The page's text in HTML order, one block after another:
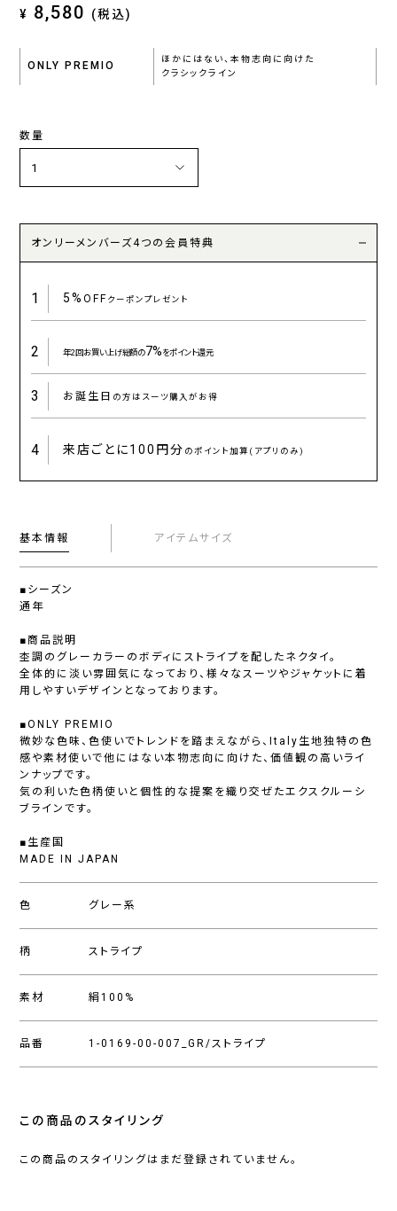
¥ 8,580 (税込)
ONLY PREMIO
ほかにはない、本物志向に向けた
クラシックライン
数量
オンリーメンバーズ4つの会員特典
1 5%OFFクーポンプレゼント
2 年2回お買い上げ総額の7%をポイント還元
3 お誕生日 の方はスーツ購入がお得
4 来店ごとに100円分 のポイント加算(アプリのみ)
基本情報 アイテムサイズ
■シーズン
通年
■商品説明
杢調のグレーカラーのボディにストライプを配したネクタイ。
全体的に淡い雰囲気になっており、様々なスーツやジャケットに着
用しやすいデザインとなっております。
■ONLY PREMIO
微妙な色味、色使いでトレンドを踏まえながら、Italy生地独特の色
感や素材使いで他にはない本物志向に向けた、価値観の高いライ
ンナップです。
気の利いた色柄使いと個性的な提案を織り交ぜたエクスクルーシ
ブラインです。
■生産国
MADE IN JAPAN
色 グレー系
柄 ストライプ
素材 絹100%
品番 1-0169-00-007_GR/ストライプ
この商品のスタイリング
この商品のスタイリングはまだ登録されていません。